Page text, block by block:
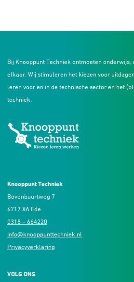
Bij Knooppunt Techniek ontmoeten onderwijs,
elkaar. Wij stimuleren het kiezen voor
leren voor en in de technische sector en het
techniek.
Knooppunt Techniek
Bovenbuurtweg 7
6717 XA Ede
0318 – 664220
info@knooppunttechniek.nl
Privacyverklaring
VOLG ONS